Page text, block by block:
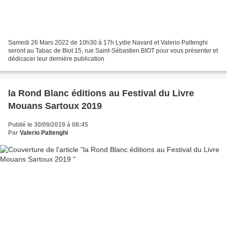
Samedi 26 Mars 2022 de 10h30 à 17h Lydie Navard et Valerio Paltenghi
seront au Tabac de Biot 15, rue Saint-Sébastien BIOT pour vous présenter et
dédicacer leur dernière publication
la Rond Blanc éditions au Festival du Livre
Mouans Sartoux 2019
Publié le 30/09/2019 à 08:45
Par Valerio Paltenghi